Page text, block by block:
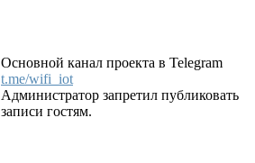
Основной канал проекта в Telegram
t.me/wifi_iot
Администратор запретил публиковать
записи гостям.